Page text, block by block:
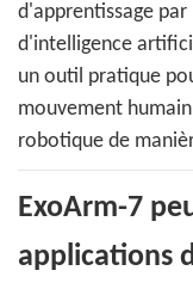
d'apprentissage
d'intelligence
un outil pratique
mouvement
robotique de
ExoArm-7
applications